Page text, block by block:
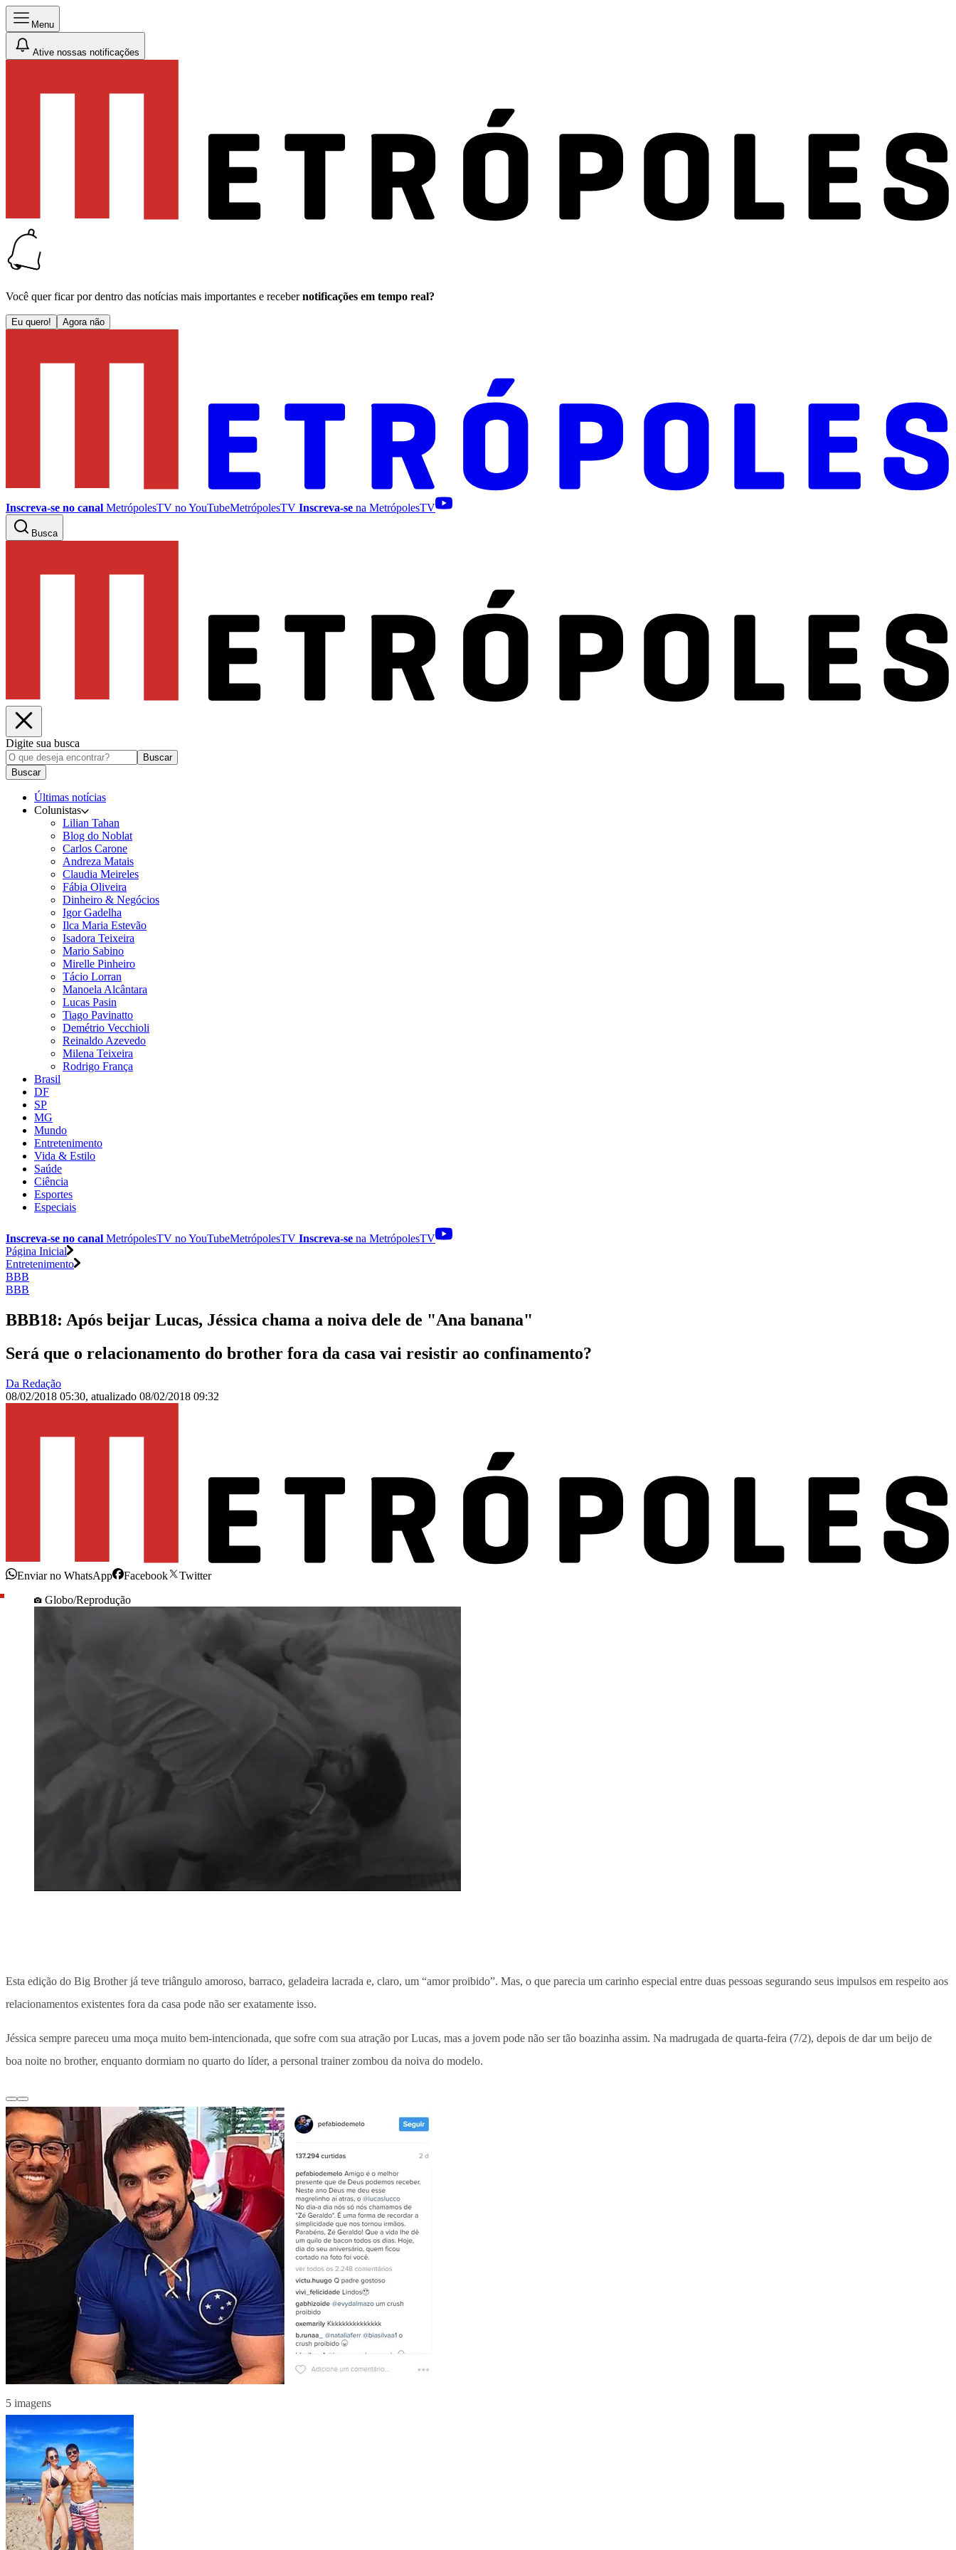
Menu
Ative nossas notificações
Você quer ficar por dentro das notícias mais importantes e receber notificações em tempo real?
Eu quero! Agora não
Inscreva-se no canal MetrópolesTV noYouTubeMetrópolesTV Inscreva-se na MetrópolesTV
Busca
Digite sua busca
Buscar
Buscar
Últimas notícias
Colunistas
Lilian Tahan
Blog do Noblat
Carlos Carone
Andreza Matais
Claudia Meireles
Fábia Oliveira
Dinheiro & Negócios
Igor Gadelha
Ilca Maria Estevão
Isadora Teixeira
Mario Sabino
Mirelle Pinheiro
Tácio Lorran
Manoela Alcântara
Lucas Pasin
Tiago Pavinatto
Demétrio Vecchioli
Reinaldo Azevedo
Milena Teixeira
Rodrigo França
Brasil
DF
SP
MG
Mundo
Entretenimento
Vida & Estilo
Saúde
Ciência
Esportes
Especiais
Inscreva-se no canal MetrópolesTV noYouTubeMetrópolesTV Inscreva-se na MetrópolesTV
Página Inicial
Entretenimento
BBB
BBB
BBB18: Após beijar Lucas, Jéssica chama a noiva dele de "Ana banana"
Será que o relacionamento do brother fora da casa vai resistir ao confinamento?
Da Redação
08/02/2018 05:30, atualizado 08/02/2018 09:32
Enviar no WhatsApp Facebook
Twitter
Globo/Reprodução
Esta edição do Big Brother já teve triângulo amoroso, barraco, geladeira lacrada e, claro, um “amor proibido”. Mas, o que parecia um carinho especial entre duas pessoas segurando seus impulsos em respeito aos
relacionamentos existentes fora da casa pode não ser exatamente isso.
Jéssica sempre pareceu uma moça muito bem-intencionada, que sofre com sua atração por Lucas, mas a jovem pode não ser tão boazinha assim. Na madrugada de quarta-feira (7/2), depois de dar um beijo de
boa noite no brother, enquanto dormiam no quarto do líder, a personal trainer zombou da noiva do modelo.
5 imagens